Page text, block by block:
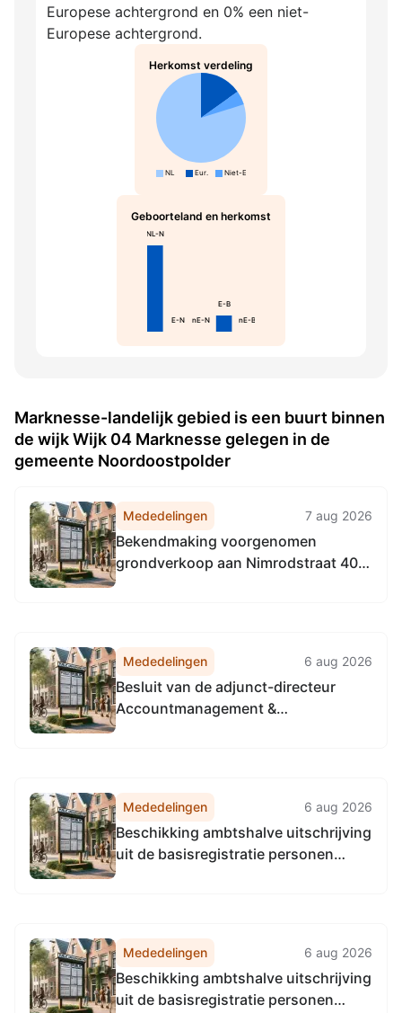
Europese achtergrond en 0% een niet-
Europese achtergrond.
Herkomst verdeling
NL Eur. Niet-Eur.
Geboorteland en herkomst
NL-N
E-N nE-N
E-B
nE-B
Marknesse-landelijk gebied is een buurt binnen
de wijk Wijk 04 Marknesse gelegen in de
gemeente Noordoostpolder
Mededelingen 7 aug 2026
Bekendmaking voorgenomen
grondverkoop aan Nimrodstraat 40
Mededelingen 6 aug 2026
Besluit van de adjunct-directeur
Accountmanagement &
2026, tot het vaststellen van de
Vervangingsregeling directie
Accountmanagement &
Bedrijfsvoering Omgevingsdienst...
Mededelingen 6 aug 2026
Beschikking ambtshalve uitschrijving
uit de basisregistratie personen
Mededelingen 6 aug 2026
Beschikking ambtshalve uitschrijving
uit de basisregistratie personen